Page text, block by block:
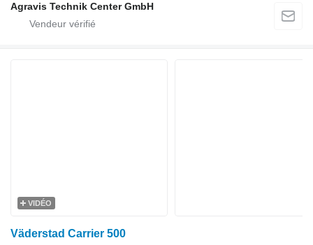
Agravis Technik Center GmbH
VIDÉO
Väderstad Carrier 500